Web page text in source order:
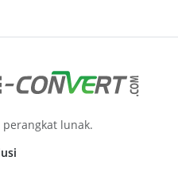
lunak.